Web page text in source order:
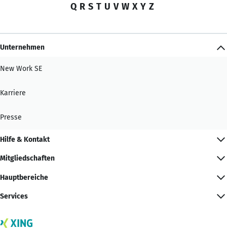
Q R S T U V W X Y Z
Unternehmen
New Work SE
Karriere
Presse
Hilfe & Kontakt
Mitgliedschaften
Hauptbereiche
Services